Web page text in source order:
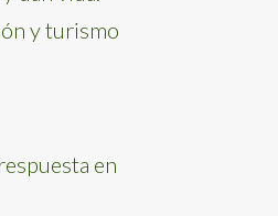
y turismo
en